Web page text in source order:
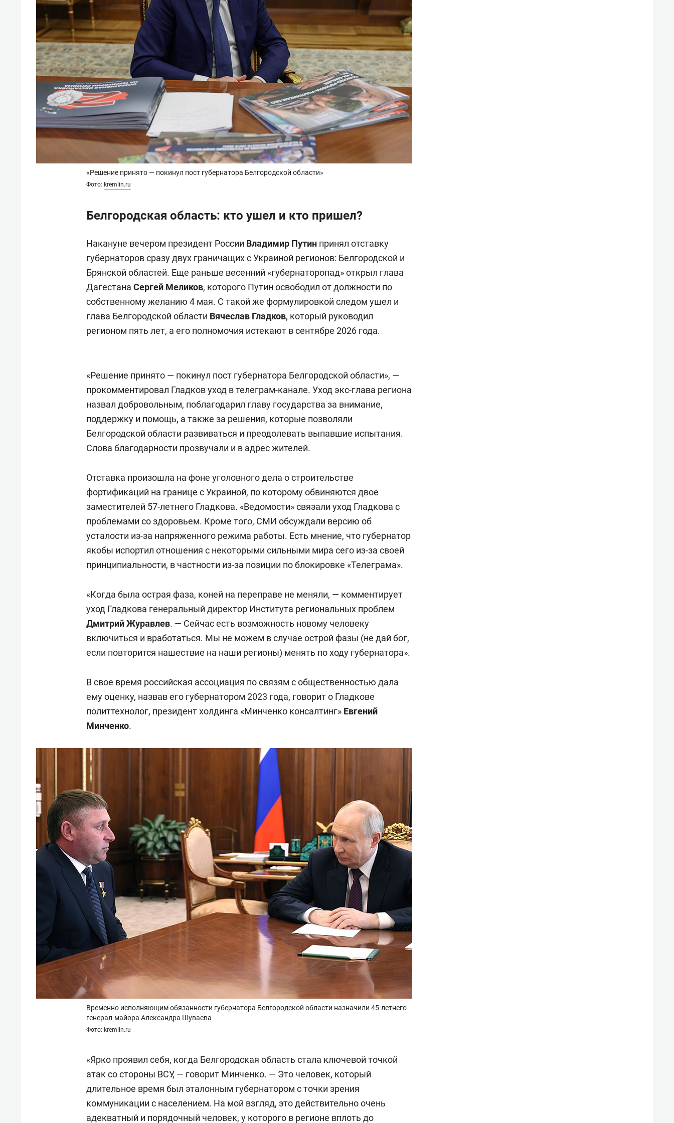
«Решение принято — покинул пост губернатора Белгородской области»
Фото: kremlin.ru
Белгородская область: кто ушел и кто пришел?
Накануне вечером президент России Владимир Путин принял отставку
губернаторов сразу двух граничащих с Украиной регионов: Белгородской и
Брянской областей. Еще раньше весенний «губернаторопад» открыл глава
Дагестана Сергей Меликов, которого Путин освободил от должности по
собственному желанию 4 мая. С такой же формулировкой следом ушел и
глава Белгородской области Вячеслав Гладков, который руководил
регионом пять лет, а его полномочия истекают в сентябре 2026 года.
«Решение принято — покинул пост губернатора Белгородской области», —
прокомментировал Гладков уход в телеграм-канале. Уход экс-глава региона
назвал добровольным, поблагодарил главу государства за внимание,
поддержку и помощь, а также за решения, которые позволяли
Белгородской области развиваться и преодолевать выпавшие испытания.
Слова благодарности прозвучали и в адрес жителей.
Отставка произошла на фоне уголовного дела о строительстве
фортификаций на границе с Украиной, по которомуобвиняются двое
заместителей 57-летнего Гладкова. «Ведомости» связали уход Гладкова с
проблемами со здоровьем. Кроме того, СМИ обсуждали версию об
усталости из-за напряженного режима работы. Есть мнение, что губернатор
якобы испортил отношения с некоторыми сильными мира сего из-за своей
принципиальности, в частности из-за позиции по блокировке «Телеграма».
«Когда была острая фаза, коней на переправе не меняли, — комментирует
уход Гладкова генеральный директор Института региональных проблем
Дмитрий Журавлев. — Сейчас есть возможность новому человеку
включиться и вработаться. Мы не можем в случае острой фазы (не дай бог,
если повторится нашествие на наши регионы) менять по ходу губернатора».
В свое время российская ассоциация по связям с общественностью дала
ему оценку, назвав его губернатором 2023 года, говорит о Гладкове
политтехнолог, президент холдинга «Минченко консалтинг» Евгений
Минченко.
Временно исполняющим обязанности губернатора Белгородской области назначили 45-летнего
генерал-майора Александра Шуваева
Фото: kremlin.ru
«Ярко проявил себя, когда Белгородская область стала ключевой точкой
атак со стороны ВСУ, — говорит Минченко. — Это человек, который
длительное время был эталонным губернатором с точки зрения
коммуникации с населением. На мой взгляд, это действительно очень
адекватный и порядочный человек, у которого в регионе вплоть до